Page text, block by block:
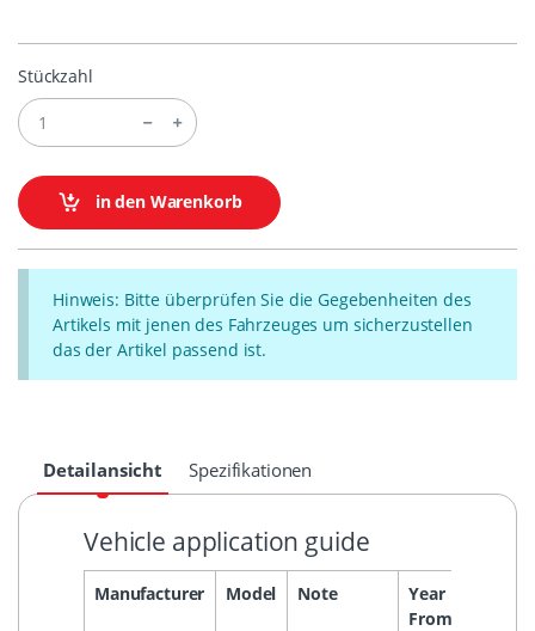
Stückzahl
in den Warenkorb
Hinweis: Bitte überprüfen Sie die Gegebenheiten des
Artikels mit jenen des Fahrzeuges um sicherzustellen
das der Artikel passend ist.
Detailansicht Spezifikationen
Vehicle application guide
Manufacturer Model Note
Year
From